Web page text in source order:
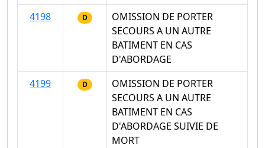
4198
D
OMISSION DE PORTER
SECOURS A UN AUTRE
BATIMENT EN CAS
D'ABORDAGE
4199
D
OMISSION DE PORTER
SECOURS A UN AUTRE
BATIMENT EN CAS
D'ABORDAGE SUIVIE DE
MORT